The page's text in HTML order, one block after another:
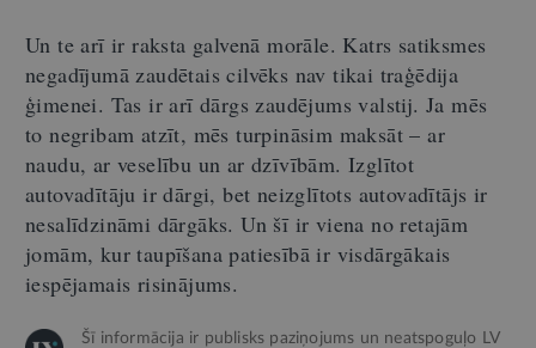
Un te arī ir raksta galvenā morāle. Katrs satiksmes
negadījumā zaudētais cilvēks nav tikai traģēdija
ģimenei. Tas ir arī dārgs zaudējums valstij. Ja mēs
to negribam atzīt, mēs turpināsim maksāt – ar
naudu, ar veselību un ar dzīvībām. Izglītot
autovadītāju ir dārgi, bet neizglītots autovadītājs ir
nesalīdzināmi dārgāks. Un šī ir viena no retajām
jomām, kur taupīšana patiesībā ir visdārgākais
iespējamais risinājums.
Šī informācija ir publisks paziņojums un neatspoguļo LV